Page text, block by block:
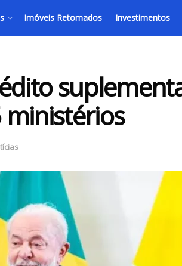
Imóveis Retomados Investimentos
ministérios